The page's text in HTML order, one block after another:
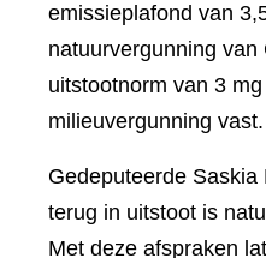
emissieplafond van
natuurvergunning van
uitstootnorm van 3
milieuvergunning vast.
Gedeputeerde Saskia
terug in uitstoot is
Met deze afspraken